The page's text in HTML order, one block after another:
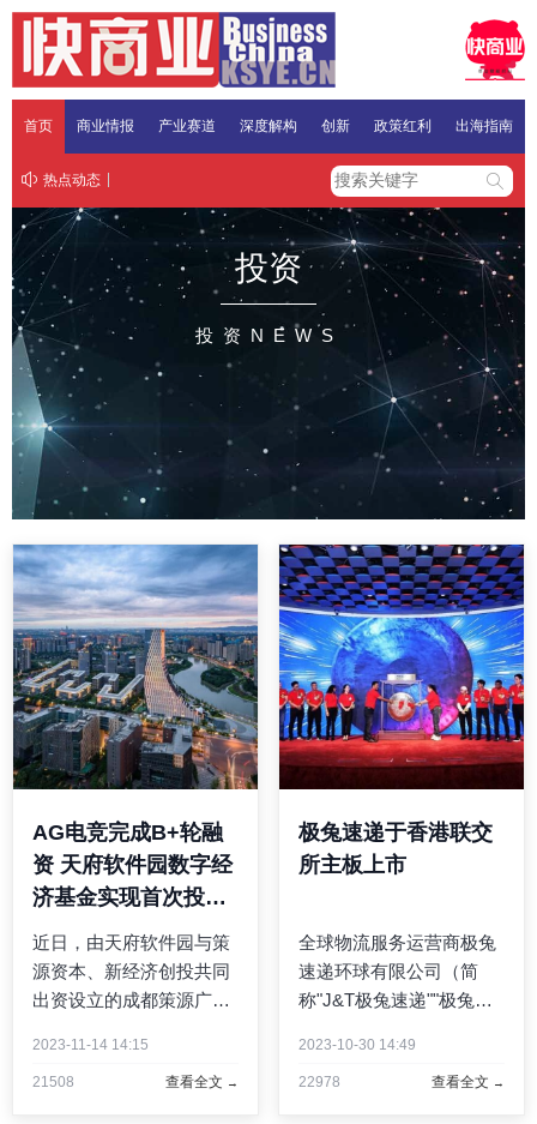
首页 商业情报 产业赛道 深度解构 创新 政策红利 出海指南
热点动态
投资
投资NEWS
AG电竞完成B+轮融
资 天府软件园数字经
济基金实现首次投资
落地
近日，由天府软件园与策
源资本、新经济创投共同
出资设立的成都策源广益
对AG电竞集团的B+轮投
2023-11-14 14:15
21508 查看全文
极兔速递于香港联交
所主板上市
全球物流服务运营商极兔
速递环球有限公司（简
称"J&T极兔速递""极兔速
股票代码1519，上市公开
2023-10-30 14:49
22978 查看全文